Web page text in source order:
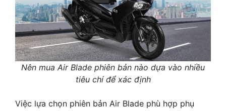
Nên mua Air Blade phiên bản nào dựa vào nhiều
tiêu chí để xác định
Việc lựa chọn phiên bản Air Blade phù hợp phụ